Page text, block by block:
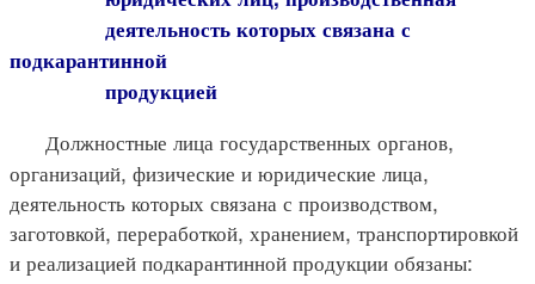
деятельность которых связана с
подкарантинной
продукцией
Должностные лица государственных органов,
организаций, физические и юридические лица,
деятельность которых связана с производством,
заготовкой, переработкой, хранением, транспортировкой
и реализацией подкарантинной продукции обязаны: